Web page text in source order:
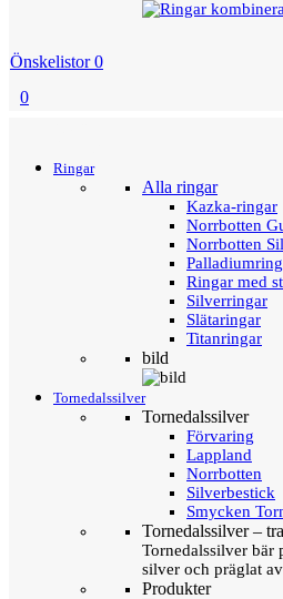
Önskelistor 0
0
Ringar
Alla ringar
Kazka-ringar
Norrbotten
Norrbotten
Ringar med
Silverringar
Slätaringar
Titanringar
bild
Tornedalssilver
Tornedalssilver
Förvaring
Lappland
Norrbotten
Silverbestick
Smycken
Tornedalssilver –
Tornedalssilver bär
silver och präglat
Produkter